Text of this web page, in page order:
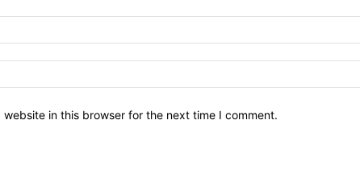
website in this browser for the next time I comment.